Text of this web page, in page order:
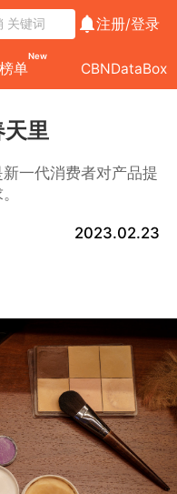
注册/登录
榜单
New
CBNDataBox
里
一代消费者对产品提
2023.02.23